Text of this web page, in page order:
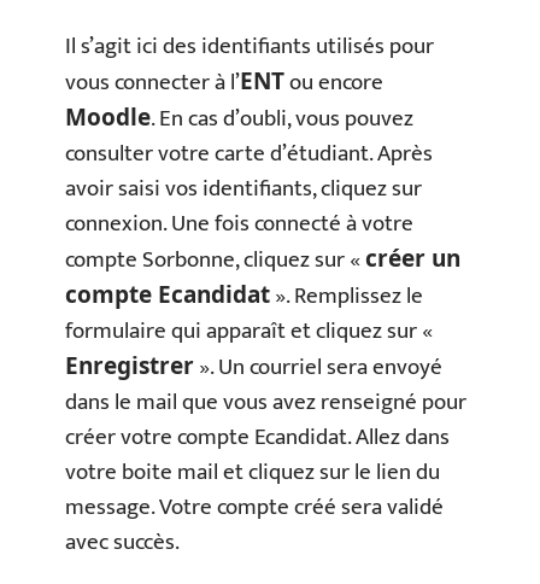
Il s’agit ici des identifiants utilisés pour
vous connecter à l’ENTou encore
Moodle. En cas d’oubli, vous pouvez
consulter votre carte d’étudiant. Après
avoir saisi vos identifiants, cliquez sur
connexion. Une fois connecté à votre
compte Sorbonne, cliquez sur «créer un
compte Ecandidat». Remplissez le
formulaire qui apparaît et cliquez sur «
Enregistrer». Un courriel sera envoyé
dans le mail que vous avez renseigné pour
créer votre compte Ecandidat. Allez dans
votre boite mail et cliquez sur le lien du
message. Votre compte créé sera validé
avec succès.